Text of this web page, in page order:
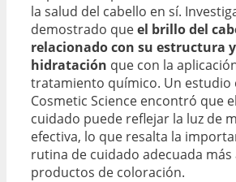
la salud del cabello en sí.
demostrado queel brillo del
relacionado con su estructura
hidratación que con la
tratamiento químico. Un estudio
Cosmetic Science encontró que
cuidado puede reflejar la luz de
efectiva, lo que resalta la
rutina de cuidado adecuada más
productos de coloración.